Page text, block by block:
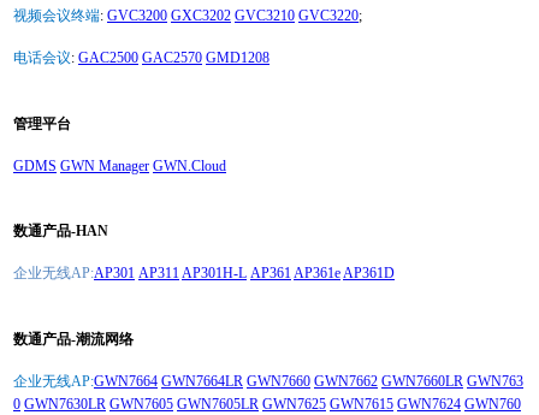
视频会议终端: GVC3200 GXC3202 GVC3210 GVC3220;
电话会议: GAC2500 GAC2570 GMD1208
管理平台
GDMS GWN Manager GWN.Cloud
数通产品-HAN
企业无线AP:AP301 AP311AP301H-L AP361AP361eAP361D
数通产品-潮流网络
企业无线AP:GWN7664 GWN7664LR GWN7660 GWN7662 GWN7660LR GWN763
0 GWN7630LR GWN7605 GWN7605LR GWN7625 GWN7615 GWN7624 GWN760